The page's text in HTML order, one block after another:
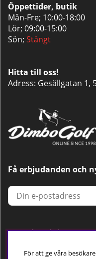
Öppettider, butik
Mån-Fre; 10:00-18:00
Lör; 09:00-15:00
Sön; Stängt
Hitta till oss!
Adress: Gesällgatan 1,
Få erbjudanden och
Trygg betalning
För att ge våra